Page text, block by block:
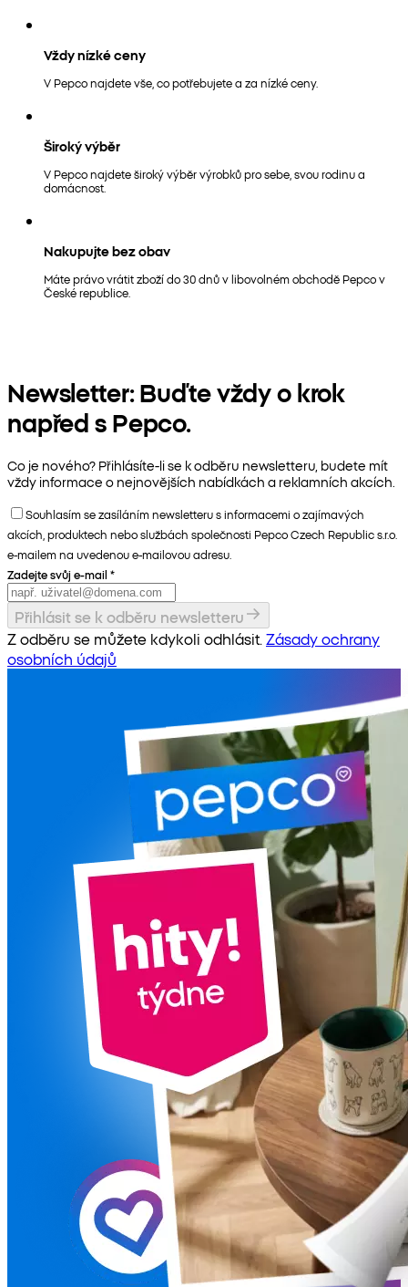
Vždy nízké ceny
V Pepco najdete vše, co potřebujete a za nízké ceny.
Široký výběr
V Pepco najdete široký výběr výrobků pro sebe, svou rodinu a
domácnost.
Nakupujte bez obav
Máte právo vrátit zboží do 30 dnů v libovolném obchodě Pepco v
České republice.
Newsletter: Buďte vždy o krok
napřed s Pepco.
Co je nového? Přihlásíte-li se k odběru newsletteru, budete mít
vždy informace o nejnovějších nabídkách a reklamních akcích.
Souhlasím se zasíláním newsletteru s informacemi o zajímavých
akcích, produktech nebo službách společnosti Pepco Czech Republic s.r.o.
e-mailem na uvedenou e-mailovou adresu.
Zadejte svůj e-mail *
Přihlásit se k odběru newsletteru
Z odběru se můžete kdykoli odhlásit. Zásady ochrany
osobních údajů